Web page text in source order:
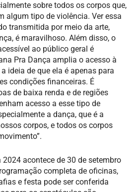
sobre todos os corpos que,
algum tipo de violência. Ver essa
transmitida por meio da arte,
é maravilhoso. Além disso, o
ao público geral é
Pra Dança amplia o acesso à
ideia de que ela é apenas para
condições financeiras. É
de baixa renda e de regiões
acesso a esse tipo de
a dança, que é a
corpos, e todos os corpos
acontece de 30 de setembro
completa de oficinas,
e festa pode ser conferida